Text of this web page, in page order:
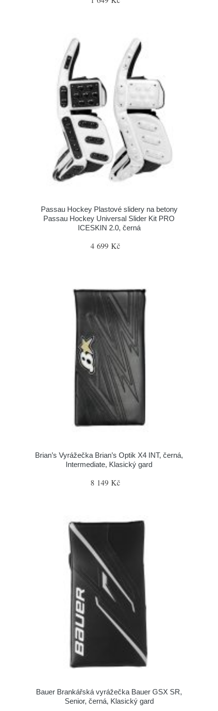
Passau Hockey Plastové slidery na betony
Passau Hockey Universal Slider Kit PRO
ICESKIN 2.0, černá
4 699 Kč
Brian’s Vyrážečka Brian’s Optik X4 INT, černá,
Intermediate, Klasický gard
8 149 Kč
Bauer Brankářská vyrážečka Bauer GSX SR,
Senior, černá, Klasický gard